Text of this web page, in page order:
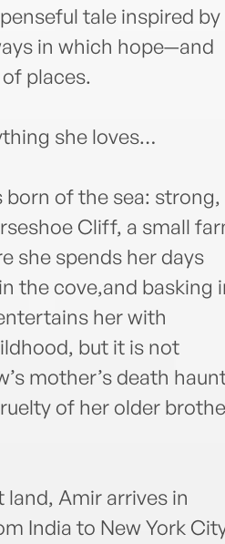
tale inspired by
in which hope—and
places.
she loves…
born of the sea: strong,
Cliff, a small
she spends her days
the cove,and basking
her with
but it is not
mother’s death
of her older
Amir arrives in
India to New York